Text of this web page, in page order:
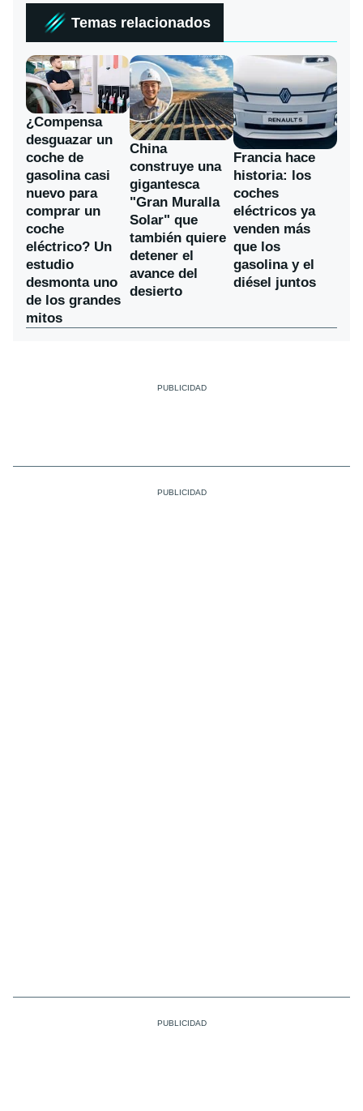
Temas relacionados
¿Compensa
desguazar un
coche de
gasolina casi
nuevo para
comprar un
coche
eléctrico? Un
estudio
desmonta uno
de los grandes
mitos
China
construye una
gigantesca
"Gran Muralla
Solar" que
también quiere
detener el
avance del
desierto
Francia hace
historia: los
coches
eléctricos ya
venden más
que los
gasolina y el
diésel juntos